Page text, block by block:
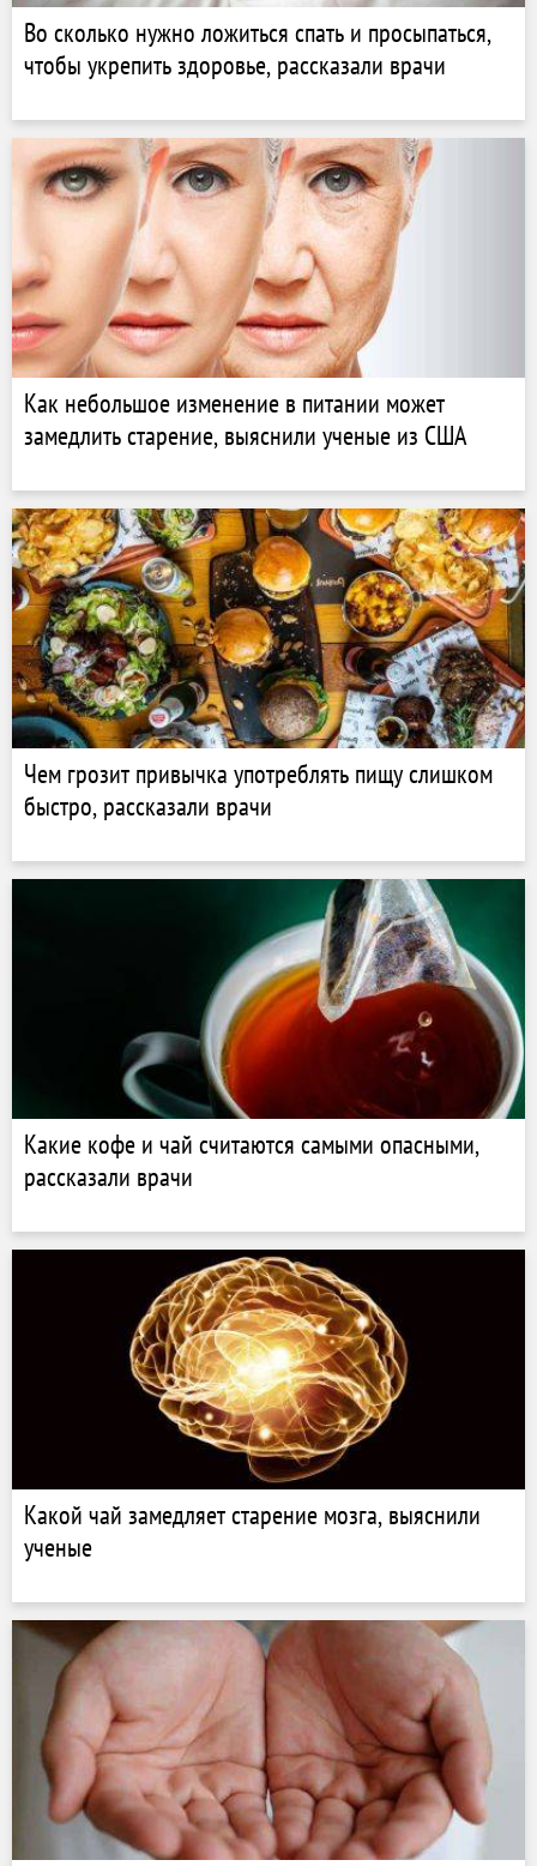
Во сколько нужно ложиться спать и просыпаться,
чтобы укрепить здоровье, рассказали врачи
Как небольшое изменение в питании может
замедлить старение, выяснили ученые из США
Чем грозит привычка употреблять пищу слишком
быстро, рассказали врачи
Какие кофе и чай считаются самыми опасными,
рассказали врачи
Какой чай замедляет старение мозга, выяснили
ученые